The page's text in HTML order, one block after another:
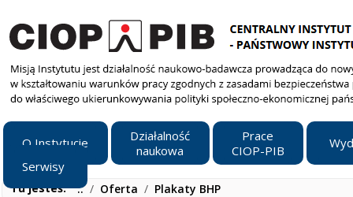
O Instytucie
Działalność
naukowa
Prace
CIOP-PIB
Serwisy
Tu jesteś: ../ Oferta / Plakaty BHP